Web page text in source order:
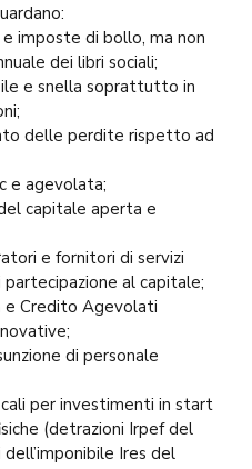
imposte di bollo, ma non
dei libri sociali;
e snella soprattutto in
delle perdite rispetto ad
e agevolata;
capitale aperta e
e fornitori di servizi
al capitale;
e Credito Agevolati
di personale
per investimenti in start
(detrazioni Irpef del
Ires del